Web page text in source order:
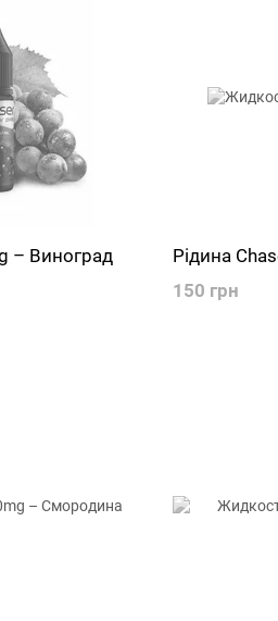
– Виноград
Рідина
150 грн